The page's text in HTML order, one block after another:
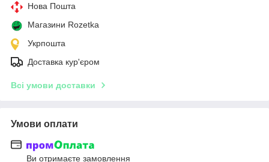
Нова Пошта
Магазини Rozetka
Укрпошта
Доставка кур'єром
Всі умови доставки
Умови оплати
Ви отримаєте замовлення